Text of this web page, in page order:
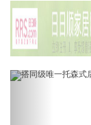
Previous